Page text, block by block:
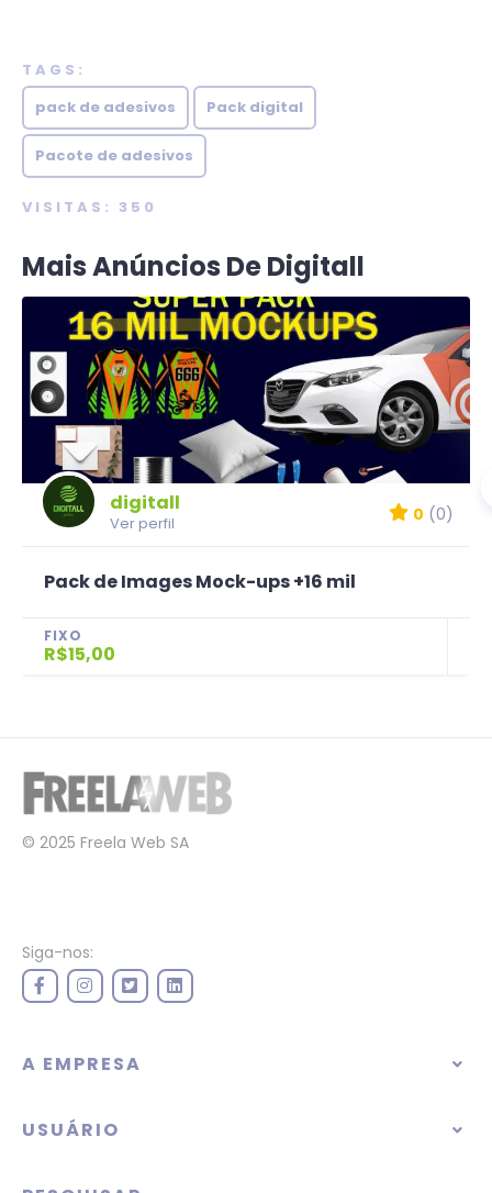
TAGS:
pack de adesivos
Pack digital
Pacote de adesivos
VISITAS: 350
Mais Anúncios De Digitall
digitall
Ver perfil 0 (0)
Pack de Images Mock-ups +16 mil
FIXO
R$15,00
© 2025 Freela Web SA
Siga-nos:
A EMPRESA
USUÁRIO